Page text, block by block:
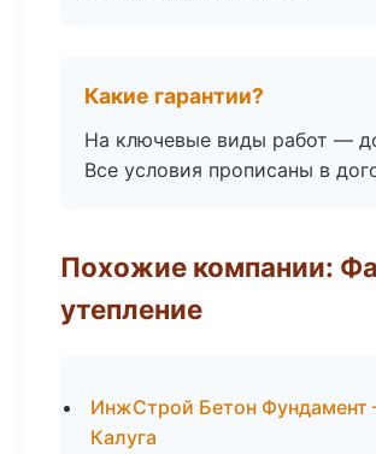
Какие гарантии?
На ключевые виды работ —
Все условия прописаны в
Похожие компании:
утепление
ИнжСтрой Бетон
Калуга